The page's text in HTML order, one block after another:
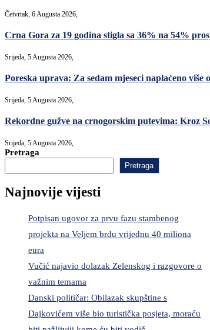
Četvrtak, 6 Augusta 2026,
Crna Gora za 19 godina stigla sa 36% na 54%
Srijeda, 5 Augusta 2026,
Poreska uprava: Za sedam mjeseci naplaćeno
Srijeda, 5 Augusta 2026,
Rekordne gužve na crnogorskim putevima: Kroz
Srijeda, 5 Augusta 2026,
Pretraga
Pretraga
Najnovije vijesti
Potpisan ugovor za prvu fazu stambenog
projekta na Veljem brdu vrijednu 40 miliona
eura
Vučić najavio dolazak Zelenskog i razgovore o
važnim temama
Danski političar: Obilazak skupštine s
Dajkovićem više bio turistička posjeta, moraću